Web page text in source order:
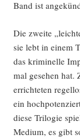
Band ist
Die zwei­te
sie lebt in einem
das kri­mi­nel­le
mal gese­hen hat.
errich­te­ten
ein
die­se Tri­lo­gie
Medi­um, es gibt